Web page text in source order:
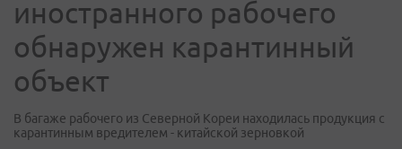
иностранного рабочего
обнаружен карантинный
объект
В багаже рабочего из Северной Кореи находилась продукция с
карантинным вредителем - китайской зерновкой